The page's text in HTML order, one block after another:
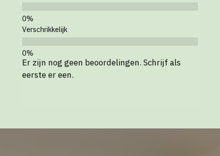
Verschrikkelijk
Er zijn nog geen beoordelingen. Schrijf als
eerste er een.